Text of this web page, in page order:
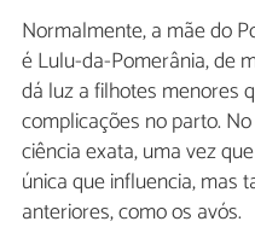
Normalmente, a mãe do
é Lulu-da-Pomerânia, de
dá luz a filhotes menores
complicações no parto.
ciência exata, uma vez
única que influencia, mas
anteriores, como os avós.